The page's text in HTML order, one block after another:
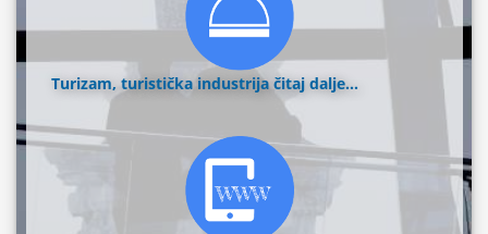
Turizam, turistička industrijačitaj dalje...